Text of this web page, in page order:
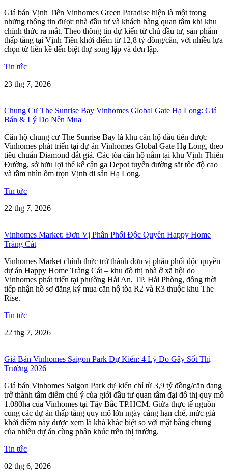
Giá bán Vịnh Tiên Vinhomes Green Paradise hiện là một trong
những thông tin được nhà đầu tư và khách hàng quan tâm khi khu
chính thức ra mắt. Theo thông tin dự kiến từ chủ đầu tư, sản phẩm
thấp tầng tại Vịnh Tiên khởi điểm từ 12,8 tỷ đồng/căn, với nhiều lựa
chọn từ liền kề đến biệt thự song lập và đơn lập.
Tin tức
23 thg 7, 2026
Chung Cư The Sunrise Bay Vinhomes Global Gate Hạ Long: Giá
Bán & Lý Do Nên Mua
Căn hộ chung cư The Sunrise Bay là khu căn hộ đầu tiên được
Vinhomes phát triển tại dự án Vinhomes Global Gate Hạ Long, theo
tiêu chuẩn Diamond đắt giá. Các tòa căn hộ nằm tại khu Vịnh Thiên
Đường, sở hữu lợi thế kế cận ga Depot tuyến đường sắt tốc độ cao
và tầm nhìn ôm trọn Vịnh di sản Hạ Long.
Tin tức
22 thg 7, 2026
Vinhomes Market: Đơn Vị Phân Phối Độc Quyền Happy Home
Tràng Cát
Vinhomes Market chính thức trở thành đơn vị phân phối độc quyền
dự án Happy Home Tràng Cát – khu đô thị nhà ở xã hội do
Vinhomes phát triển tại phường Hải An, TP. Hải Phòng, đồng thời
tiếp nhận hồ sơ đăng ký mua căn hộ tòa R2 và R3 thuộc khu The
Rise.
Tin tức
22 thg 7, 2026
Giá Bán Vinhomes Saigon Park Dự Kiến: 4 Lý Do Gây Sốt Thị
Trường 2026
Giá bán Vinhomes Saigon Park dự kiến chỉ từ 3,9 tỷ đồng/căn đang
trở thành tâm điểm chú ý của giới đầu tư quan tâm đại đô thị quy mô
1.080ha của Vinhomes tại Tây Bắc TP.HCM. Giữa thực tế nguồn
cung các dự án thấp tầng quy mô lớn ngày càng hạn chế, mức giá
khởi điểm này được xem là khá khác biệt so với mặt bằng chung
của nhiều dự án cùng phân khúc trên thị trường.
Tin tức
02 thg 6, 2026